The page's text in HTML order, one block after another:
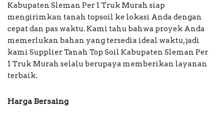
Kabupaten Sleman Per 1 Truk Murah siap
mengirimkan tanah topsoil ke lokasi Anda dengan
cepat dan pas waktu. Kami tahu bahwa proyek Anda
memerlukan bahan yang tersedia ideal waktu, jadi
kami Supplier Tanah Top Soil Kabupaten Sleman Per
1 Truk Murah selalu berupaya memberikan layanan
terbaik.
Harga Bersaing